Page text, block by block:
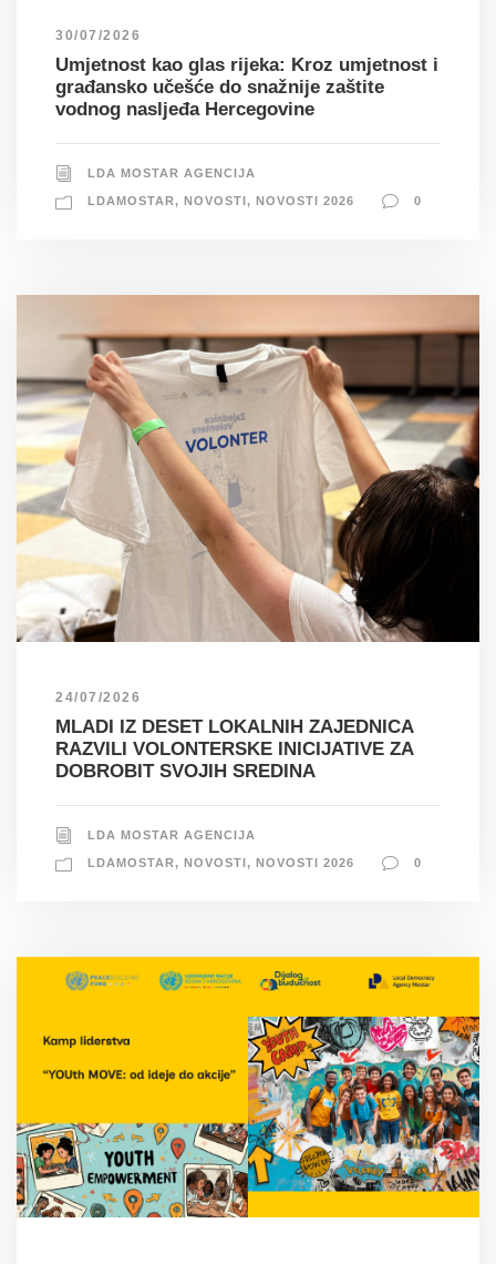
30/07/2026
Umjetnost kao glas rijeka: Kroz umjetnost i
građansko učešće do snažnije zaštite
vodnog nasljeđa Hercegovine
LDA MOSTAR AGENCIJA
LDAMOSTAR, NOVOSTI, NOVOSTI 2026 0
24/07/2026
MLADI IZ DESET LOKALNIH ZAJEDNICA
RAZVILI VOLONTERSKE INICIJATIVE ZA
DOBROBIT SVOJIH SREDINA
LDA MOSTAR AGENCIJA
LDAMOSTAR, NOVOSTI , NOVOSTI 2026 0